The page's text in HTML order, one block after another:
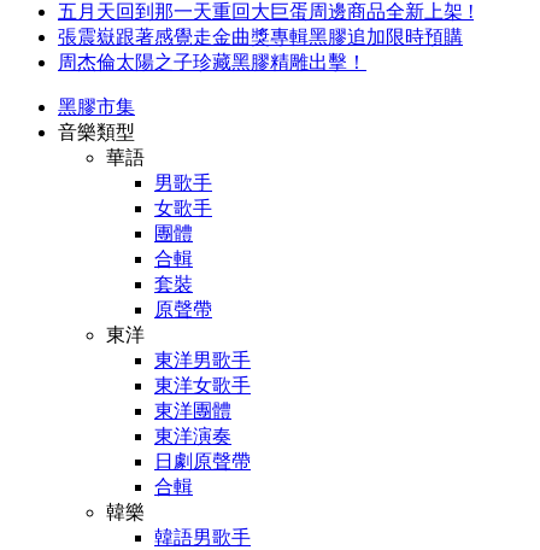
五月天回到那一天重回大巨蛋周邊商品全新上架 !
張震嶽跟著感覺走金曲獎專輯黑膠追加限時預購
周杰倫太陽之子珍藏黑膠精雕出擊！
黑膠市集
音樂類型
華語
男歌手
女歌手
團體
合輯
套裝
原聲帶
東洋
東洋男歌手
東洋女歌手
東洋團體
東洋演奏
日劇原聲帶
合輯
韓樂
韓語男歌手